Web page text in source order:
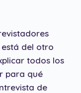
está del otro
todos los
para qué
de